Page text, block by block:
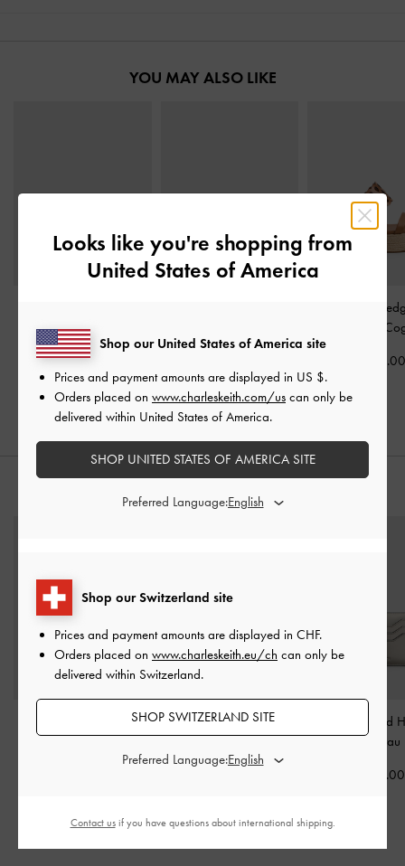
YOU MAY ALSO LIKE
Riemchen-Sandalen
Gold
CHF85.00
Gold
CHF65.00
Espadrille-
STYLE IT WITH
Beryl Bucket Bag aus
Doppelgriff und Gürtel-
Große Bessie Hobo-Bag
Distressed Tan
Multi-Slot Card
Zinngrau
CHF19.00
Looks like you're shopping from
United States of America
Shop our Switzerland site
Prices and payment amounts are displayed in CHF.
Orders placed on www.charleskeith.eu/ch can only be
delivered within Switzerland.
SHOP SWITZERLAND SITE
Preferred Language:
Shop our United States of America site
Prices and payment amounts are displayed in US $.
Orders placed on www.charleskeith.com/us can only be
delivered within United States of America.
SHOP UNITED STATES OF AMERICA SITE
Preferred Language:
Contact usif you have questions about international shipping.